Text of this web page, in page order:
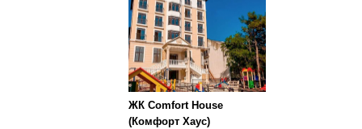
ЖК Comfort House
(Комфорт Хаус)